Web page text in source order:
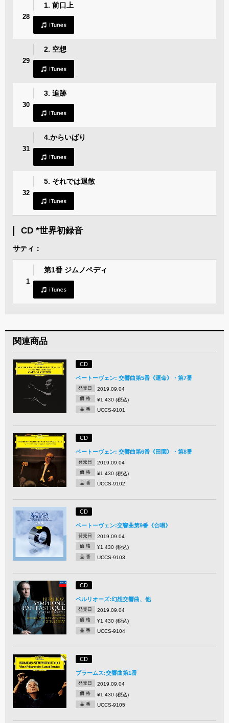
28
1. 前口上
29
2. 空想
30
3. 追跡
31
4.からいばり
32
5. それでは退散
CD *世界初録音
サティ：
1
第1番 ジムノペディ
関連商品
CD
ベートーヴェン: 交響曲第5番《運命》・第7番
発売日 2019.09.04
価 格 ¥1,430 (税込)
品 番 UCCS-9101
CD
ベートーヴェン: 交響曲第6番《田園》・第8番
発売日 2019.09.04
価 格 ¥1,430 (税込)
品 番 UCCS-9102
CD
ベートーヴェン:交響曲第9番《合唱》
発売日 2019.09.04
価 格 ¥1,430 (税込)
品 番 UCCS-9103
CD
ベルリオーズ:幻想交響曲、他
発売日 2019.09.04
価 格 ¥1,430 (税込)
品 番 UCCS-9104
CD
ブラームス:交響曲第1番
発売日 2019.09.04
価 格 ¥1,430 (税込)
品 番 UCCS-9105